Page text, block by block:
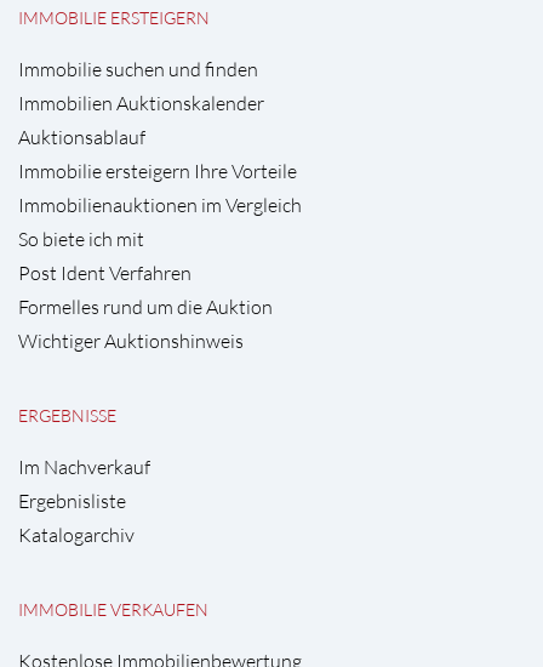
IMMOBILIE ERSTEIGERN
Immobilie suchen und finden
Immobilien Auktionskalender
Auktionsablauf
Immobilie ersteigern Ihre Vorteile
Immobilienauktionen im Vergleich
So biete ich mit
Post Ident Verfahren
Formelles rund um die Auktion
Wichtiger Auktionshinweis
ERGEBNISSE
Im Nachverkauf
Ergebnisliste
Katalogarchiv
IMMOBILIE VERKAUFEN
Kostenlose Immobilienbewertung